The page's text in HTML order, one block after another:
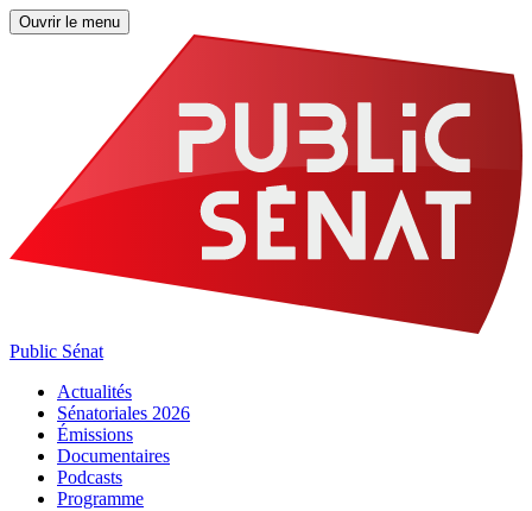
Ouvrir le menu
Public Sénat
Actualités
Sénatoriales 2026
Émissions
Documentaires
Podcasts
Programme